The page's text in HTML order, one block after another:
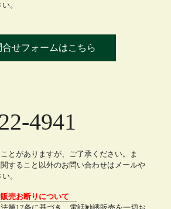
。
合せフォームはこちら
4941
とがありますが、ご了承ください。ま
すること以外のお問い合わせはメールや
。
売お断りについて